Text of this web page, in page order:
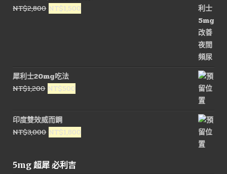
NT$2,800 原
NT$1,500
犀利士20mg吃法
NT$1,200 原
價
格：
NT$1,200。
NT$500
價
格：
NT$500。
印度雙效威而鋼
NT$3,000 原
格：
NT$1,800
5mg 超犀 必利吉